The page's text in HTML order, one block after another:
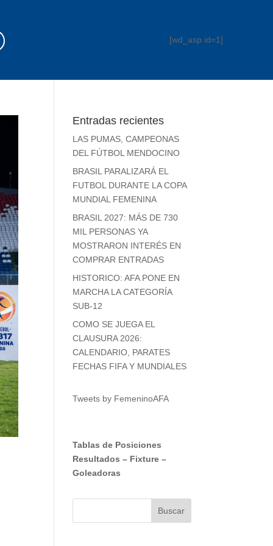
[wd_asp id=1]
Entradas recientes
LAS PUMAS, CAMPEONAS
DEL FÚTBOL MENDOCINO
BRASIL PARALIZARÁ EL
FUTBOL DURANTE LA COPA
MUNDIAL FEMENINA
BRASIL 2027: MÁS DE 730
MIL PERSONAS YA
MOSTRARON INTERÉS EN
COMPRAR ENTRADAS
HISTORICO: AFA PONE EN
MARCHA LA CATEGORÍA
SUB-12
COMO SE JUEGA EL
CLAUSURA 2026:
CALENDARIO, PARATES
FECHAS FIFA Y MUNDIALES
Tweets by FemeninoAFA
Tablas de Posiciones
Resultados – Fixture –
Goleadoras